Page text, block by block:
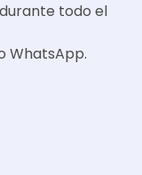
todo el
WhatsApp.